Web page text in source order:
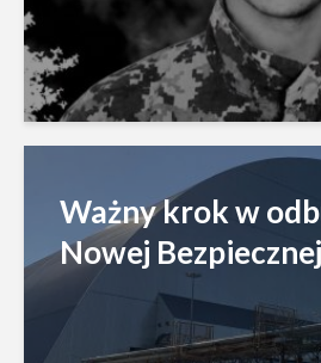
Ważny krok w
Nowej